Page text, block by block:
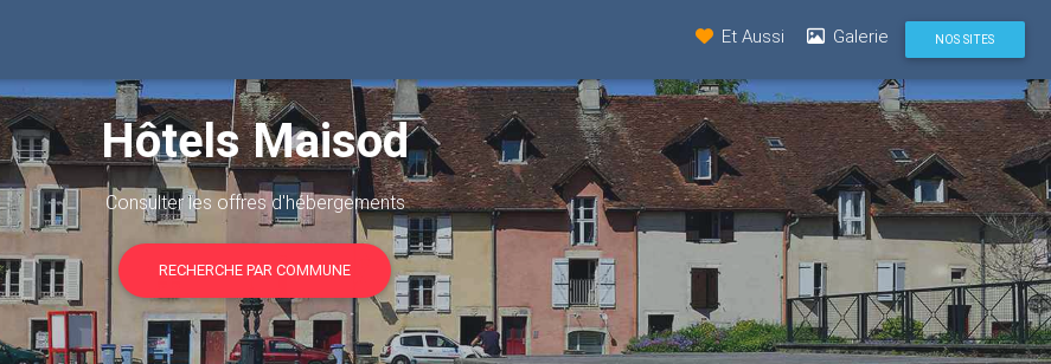
Et Aussi Galerie NOS SITES
Hôtels Maisod
Consulter les offres d'hébergements
RECHERCHE PAR COMMUNE